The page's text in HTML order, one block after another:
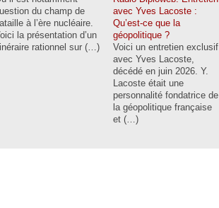
du champ de
à l’ère nucléaire.
la présentation d’un
rationnel sur (…)
avec Yves Lacoste :
Qu’est-ce que la
géopolitique ?
Voici un entretien exclusif
avec Yves Lacoste,
décédé en juin 2026. Y.
Lacoste était une
personnalité fondatrice de
la géopolitique française
et (…)